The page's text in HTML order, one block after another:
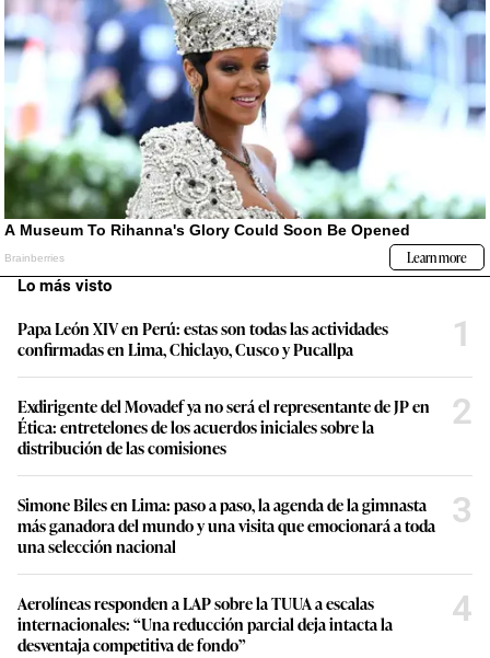
Lo más visto
Papa León XIV en Perú: estas son todas las actividades
confirmadas en Lima, Chiclayo, Cusco y Pucallpa
1
Exdirigente del Movadef ya no será el representante de JP en
Ética: entretelones de los acuerdos iniciales sobre la
distribución de las comisiones
2
Simone Biles en Lima: paso a paso, la agenda de la gimnasta
más ganadora del mundo y una visita que emocionará a toda
una selección nacional
3
Aerolíneas responden a LAP sobre la TUUA a escalas
internacionales: “Una reducción parcial deja intacta la
desventaja competitiva de fondo”
4